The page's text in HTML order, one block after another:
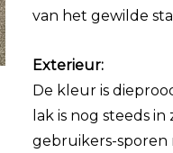
van het gewilde
Exterieur:
De kleur is
lak is nog steeds
gebruikers-sporen